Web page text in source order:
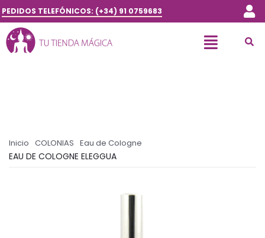
PEDIDOS TELEFÓNICOS: (+34) 91 0759683
Inicio COLONIAS Eau de Cologne
EAU DE COLOGNE ELEGGUA